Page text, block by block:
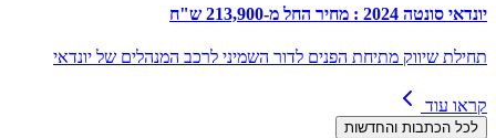
יונדאי סונטה 2024 : מחיר החל מ-213,900 ש"ח
תחילת שיווק מתיחת הפנים לדור השמיני לרכב המנהלים של יונדאי
קראו עוד
לכל הכתבות והחדשות